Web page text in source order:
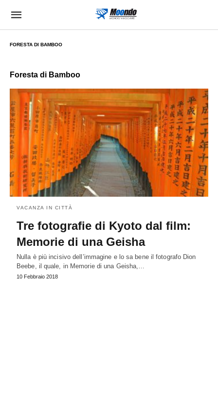
FORESTA DI BAMBOO
Foresta di Bamboo
VACANZA IN CITTÀ
Tre fotografie di Kyoto dal film:
Memorie di una Geisha
Nulla è più incisivo dell’immagine e lo sa bene il fotografo Dion
Beebe, il quale, in Memorie di una Geisha,…
10 Febbraio 2018